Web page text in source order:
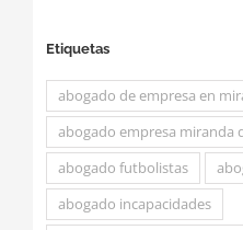
Etiquetas
abogado de empresa en
abogado empresa miranda
abogado futbolistas
abogado incapacidades